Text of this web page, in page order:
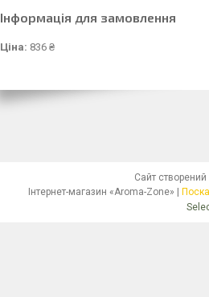
Інформація для замовлення
Ціна: 836 ₴
Сайт